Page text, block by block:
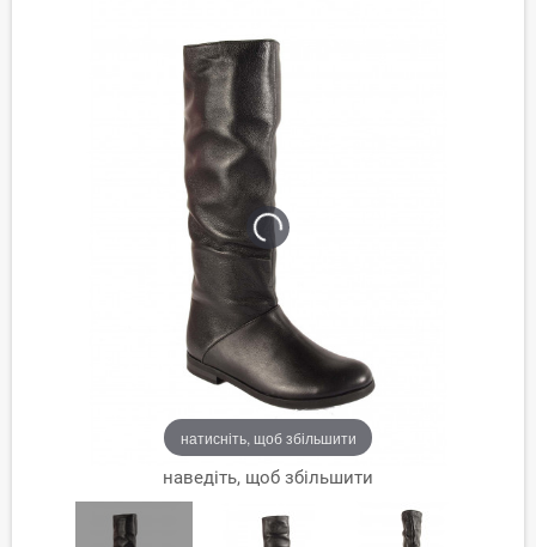
натисніть, щоб збільшити
наведіть, щоб збільшити